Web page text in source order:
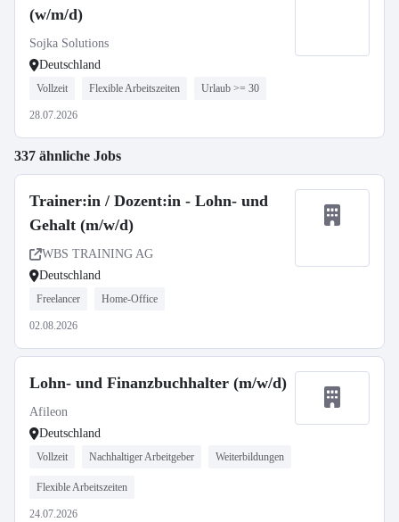
(w/m/d)
Sojka Solutions
Deutschland
Vollzeit Flexible Arbeitszeiten Urlaub >= 30
28.07.2026
337 ähnliche Jobs
Trainer:in / Dozent:in - Lohn- und
Gehalt (m/w/d)
WBS TRAINING AG
Deutschland
Freelancer Home-Office
02.08.2026
Lohn- und Finanzbuchhalter (m/w/d)
Afileon
Deutschland
Vollzeit Nachhaltiger Arbeitgeber Weiterbildungen
Flexible Arbeitszeiten
24.07.2026